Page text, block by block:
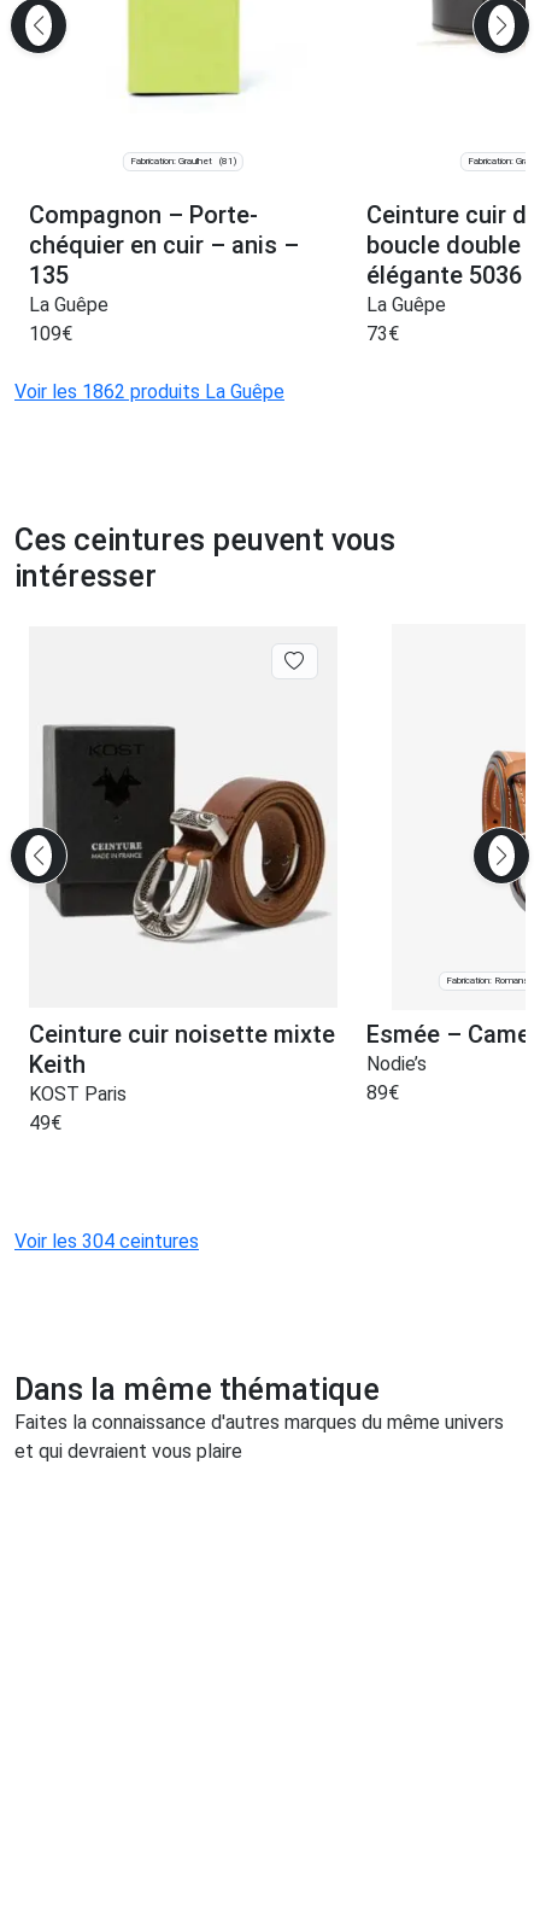
Fabrication: Graulhet (81)
Compagnon – Porte-
chéquier en cuir – anis –
135
La Guêpe
109€
Fabrication:
Ceinture cuir
boucle double
élégante 5036
La Guêpe
73€
Voir les 1862 produits La Guêpe
Ces ceintures peuvent vous
intéresser
Ceinture cuir noisette mixte
Keith
KOST Paris
49€
Fabrication: Romans-
Esmée –
Nodie’s
89€
Voir les 304 ceintures
Dans la même thématique
Faites la connaissance d'autres marques du même univers
et qui devraient vous plaire